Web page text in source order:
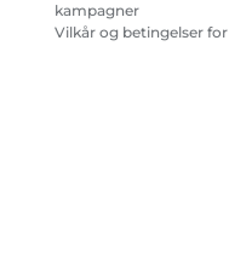
kampagner
Vilkår og betingelser for